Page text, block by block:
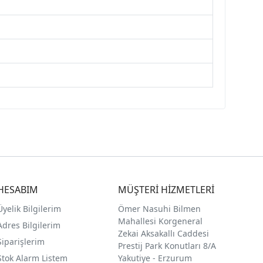
Bilgilerim
Bilgilerim
Alarm Listem
MÜŞTERİ HİZMETLERİ
Ömer Nasuhi Bilmen
Mahallesi Korgeneral
Zekai Aksakallı Caddesi
Prestij Park Konutları 8/A
Yakutiye - Erzurum